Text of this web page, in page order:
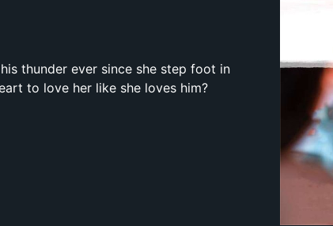
thunder ever since she step foot in
to love her like she loves him?